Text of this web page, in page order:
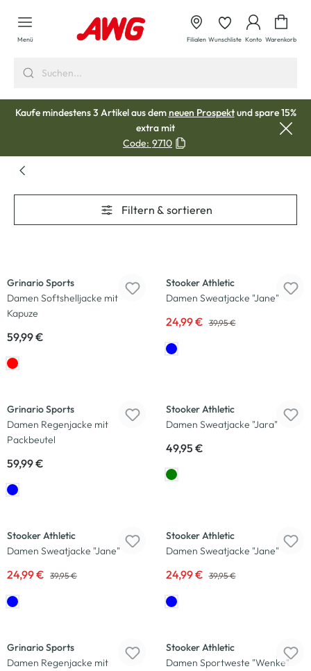
springen
Menü Filialen Wunschliste Konto Warenkorb
Kaufe mindestens 3 Artikel aus demneuen Prospektund spare 15%
extra mit
Code: 9710
Filtern & sortieren
Grinario Sports
Damen Softshelljacke mit
Kapuze
59,99 €
Stooker Athletic
Damen Sweatjacke "Jane"
24,99 € 39,95 €
Grinario Sports
Damen Regenjacke mit
Packbeutel
59,99 €
Stooker Athletic
Damen Sweatjacke "Jara"
49,95 €
Stooker Athletic
Damen Sweatjacke "Jane"
24,99 € 39,95 €
Stooker Athletic
Damen Sweatjacke "Jane"
24,99 € 39,95 €
Grinario Sports
Damen Regenjacke mit
Stooker Athletic
Damen Sportweste "Wenke"